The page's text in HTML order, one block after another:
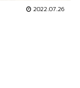
2022.07.26